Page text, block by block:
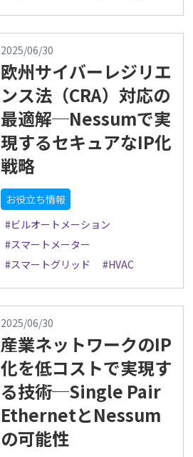
2025/06/30
欧州サイバーレジリエ
ンス法（CRA）対応の
最適解─Nessumで実
現するセキュアなIP化
戦略
お役立ち情報
#ビルオートメーション
#スマートメーター
#スマートグリッド
#HVAC
2025/06/30
産業ネットワークのIP
化を低コストで実現す
る技術─Single Pair
EthernetとNessum
の可能性